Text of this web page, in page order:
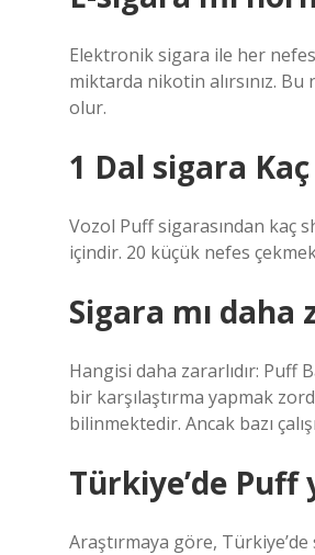
Elektronik sigara ile her
miktarda nikotin alırsınız.
olur.
1 Dal sigara
Vozol Puff sigarasından kaç
içindir. 20 küçük nefes
Sigara mı daha
Hangisi daha zararlıdır: Puff
bir karşılaştırma yapmak
bilinmektedir. Ancak bazı
Türkiye’de Puff
Araştırmaya göre,